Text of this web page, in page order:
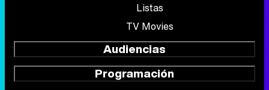
Listas
TV Movies
Audiencias
Programación